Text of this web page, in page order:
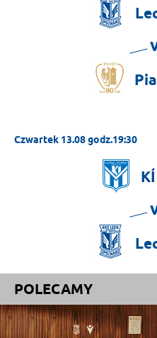
Czwartek 13.08 godz.19:30
KÍ
POLECAMY